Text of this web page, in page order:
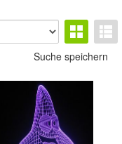
Suche speichern